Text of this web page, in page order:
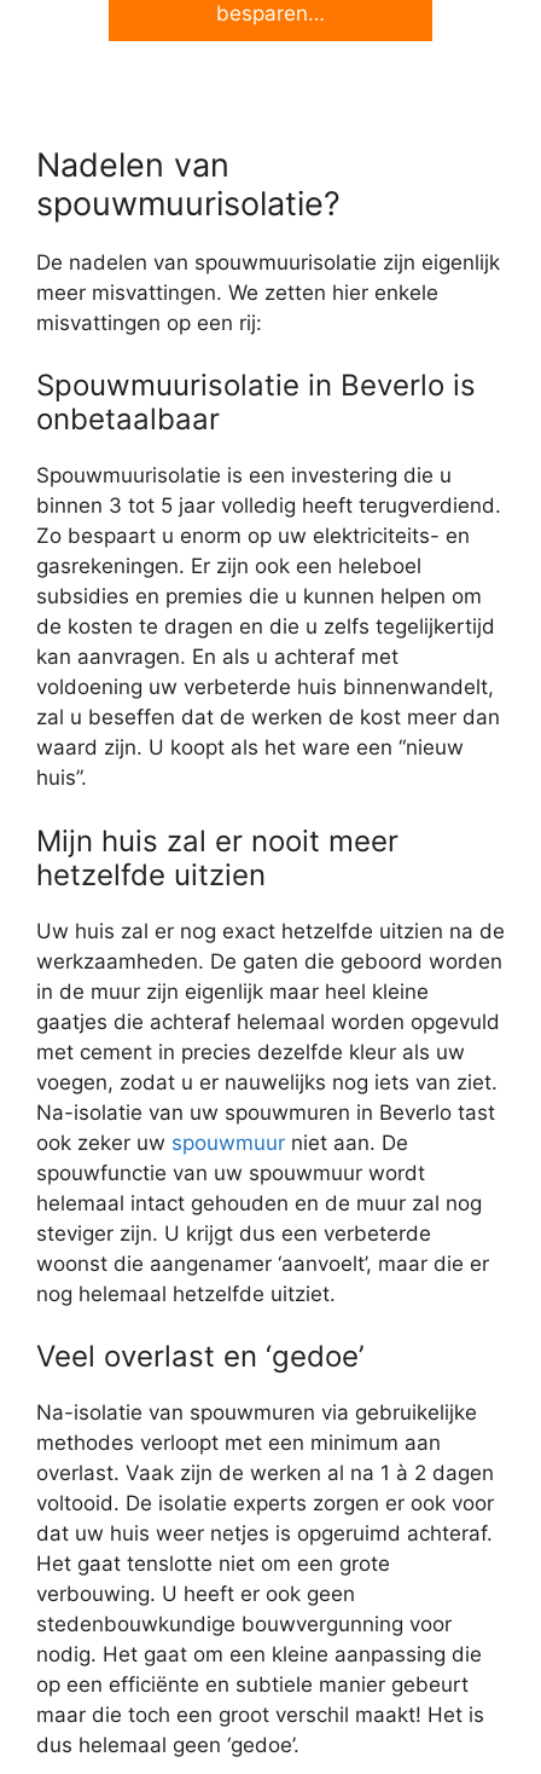
besparen…
Nadelen van
spouwmuurisolatie?
De nadelen van spouwmuurisolatie zijn eigenlijk
meer misvattingen. We zetten hier enkele
misvattingen op een rij:
Spouwmuurisolatie in Beverlo is
onbetaalbaar
Spouwmuurisolatie is een investering die u
binnen 3 tot 5 jaar volledig heeft terugverdiend.
Zo bespaart u enorm op uw elektriciteits- en
gasrekeningen. Er zijn ook een heleboel
subsidies en premies die u kunnen helpen om
de kosten te dragen en die u zelfs tegelijkertijd
kan aanvragen. En als u achteraf met
voldoening uw verbeterde huis binnenwandelt,
zal u beseffen dat de werken de kost meer dan
waard zijn. U koopt als het ware een “nieuw
huis”.
Mijn huis zal er nooit meer
hetzelfde uitzien
Uw huis zal er nog exact hetzelfde uitzien na de
werkzaamheden. De gaten die geboord worden
in de muur zijn eigenlijk maar heel kleine
gaatjes die achteraf helemaal worden opgevuld
met cement in precies dezelfde kleur als uw
voegen, zodat u er nauwelijks nog iets van ziet.
Na-isolatie van uw spouwmuren in Beverlo tast
ook zeker uw spouwmuur niet aan. De
spouwfunctie van uw spouwmuur wordt
helemaal intact gehouden en de muur zal nog
steviger zijn. U krijgt dus een verbeterde
woonst die aangenamer ‘aanvoelt’, maar die er
nog helemaal hetzelfde uitziet.
Veel overlast en ‘gedoe’
Na-isolatie van spouwmuren via gebruikelijke
methodes verloopt met een minimum aan
overlast. Vaak zijn de werken al na 1 à 2 dagen
voltooid. De isolatie experts zorgen er ook voor
dat uw huis weer netjes is opgeruimd achteraf.
Het gaat tenslotte niet om een grote
verbouwing. U heeft er ook geen
stedenbouwkundige bouwvergunning voor
nodig. Het gaat om een kleine aanpassing die
op een efficiënte en subtiele manier gebeurt
maar die toch een groot verschil maakt! Het is
dus helemaal geen ‘gedoe’.